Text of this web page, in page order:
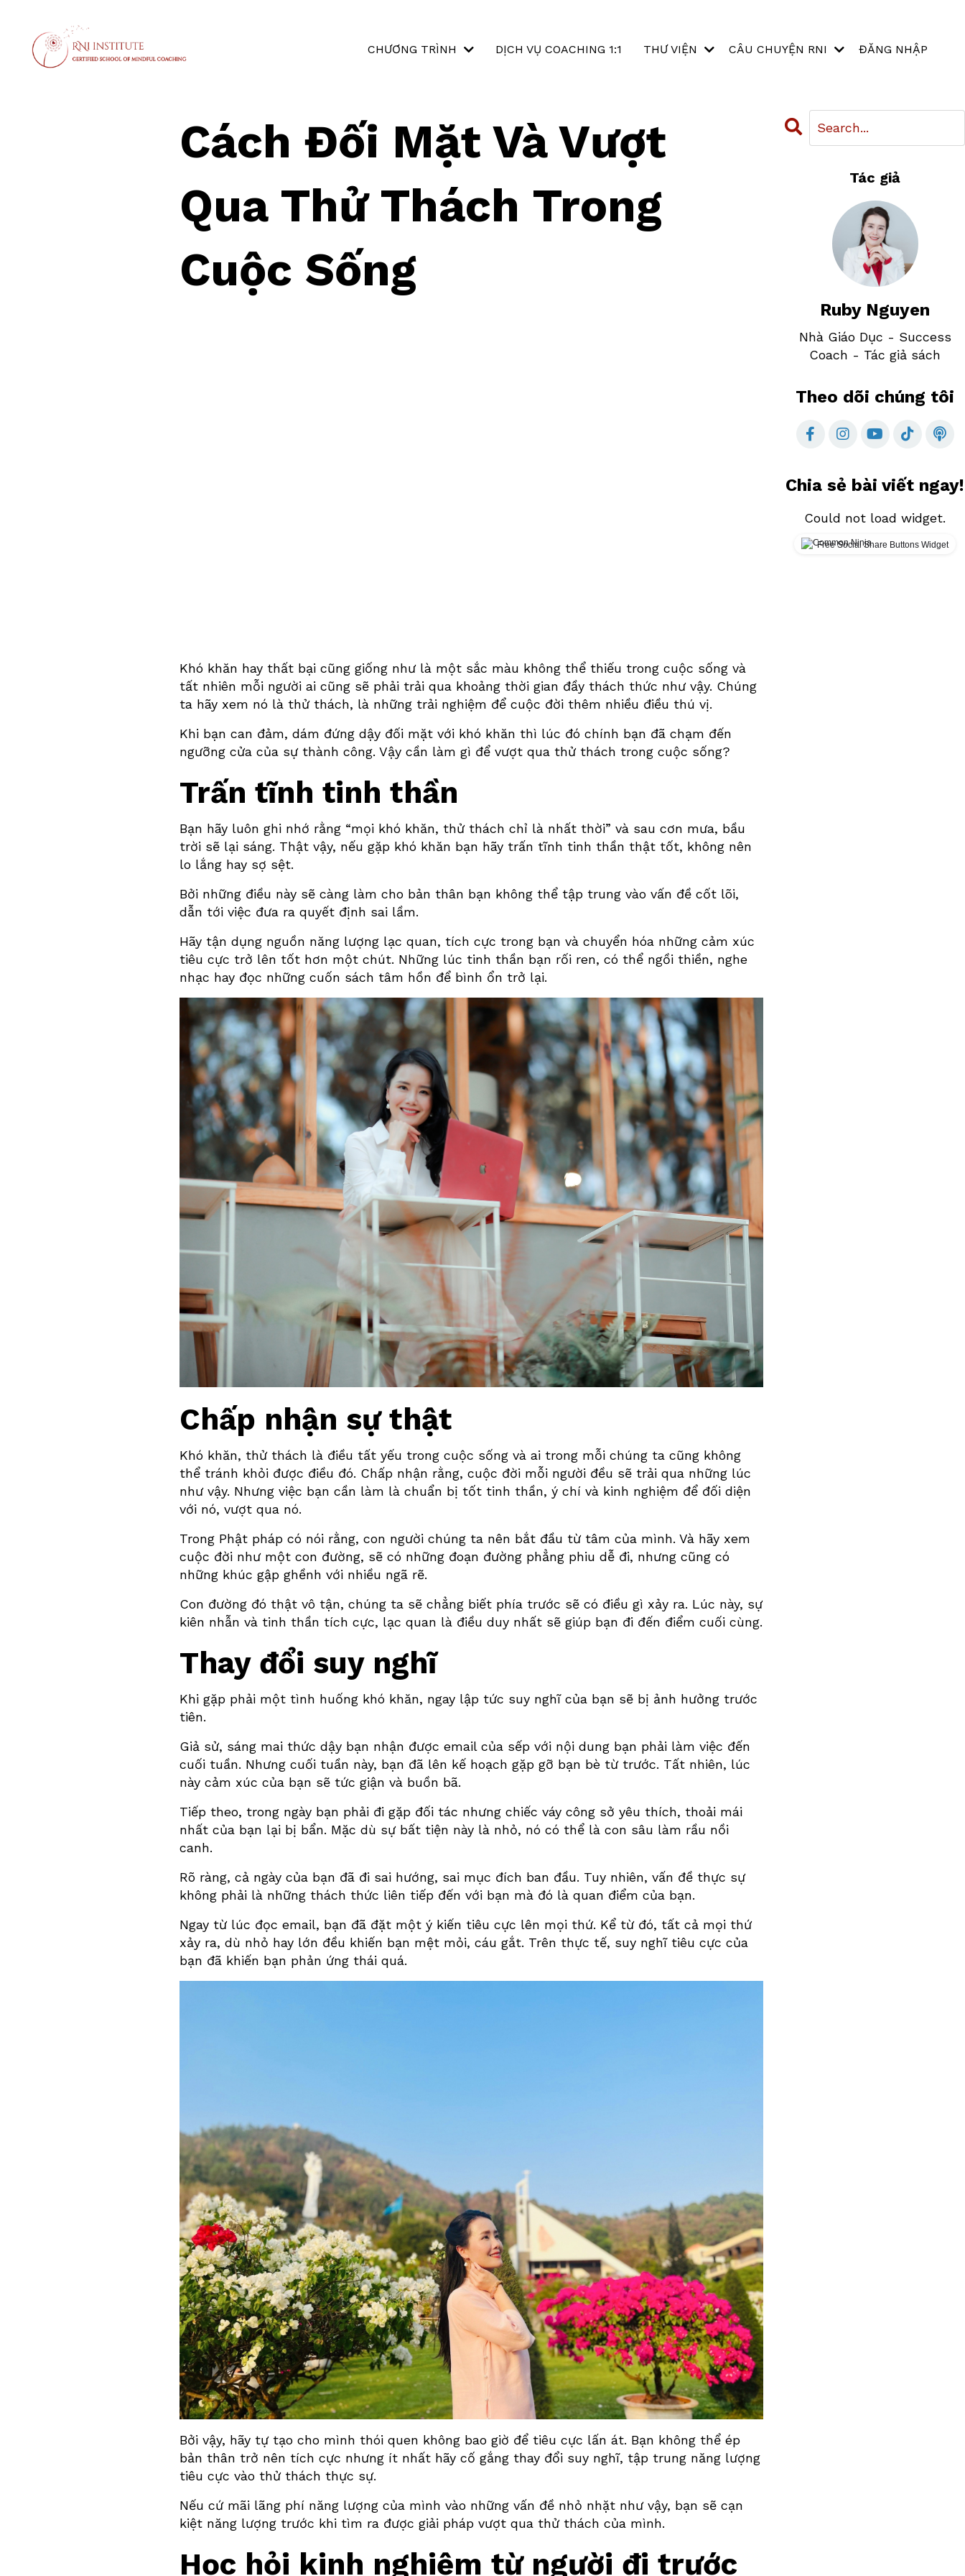
CHƯƠNG TRÌNH DỊCH VỤ COACHING 1:1 THƯ VIỆN CÂU CHUYỆN RNI ĐĂNG NHẬP
Cách Đối Mặt Và Vượt
Qua Thử Thách Trong
Cuộc Sống
Khó khăn hay thất bại cũng giống như là một sắc màu không thể thiếu trong cuộc sống và
tất nhiên mỗi người ai cũng sẽ phải trải qua khoảng thời gian đầy thách thức như vậy. Chúng
ta hãy xem nó là thử thách, là những trải nghiệm để cuộc đời thêm nhiều điều thú vị.
Khi bạn can đảm, dám đứng dậy đối mặt với khó khăn thì lúc đó chính bạn đã chạm đến
ngưỡng cửa của sự thành công. Vậy cần làm gì để vượt qua thử thách trong cuộc sống?
Trấn tĩnh tinh thần
Bạn hãy luôn ghi nhớ rằng “mọi khó khăn, thử thách chỉ là nhất thời” và sau cơn mưa, bầu
trời sẽ lại sáng. Thật vậy, nếu gặp khó khăn bạn hãy trấn tĩnh tinh thần thật tốt, không nên
lo lắng hay sợ sệt.
Bởi những điều này sẽ càng làm cho bản thân bạn không thể tập trung vào vấn đề cốt lõi,
dẫn tới việc đưa ra quyết định sai lầm.
Hãy tận dụng nguồn năng lượng lạc quan, tích cực trong bạn và chuyển hóa những cảm xúc
tiêu cực trở lên tốt hơn một chút. Những lúc tinh thần bạn rối ren, có thể ngồi thiền, nghe
nhạc hay đọc những cuốn sách tâm hồn để bình ổn trở lại.
Chấp nhận sự thật
Khó khăn, thử thách là điều tất yếu trong cuộc sống và ai trong mỗi chúng ta cũng không
thể tránh khỏi được điều đó. Chấp nhận rằng, cuộc đời mỗi người đều sẽ trải qua những lúc
như vậy. Nhưng việc bạn cần làm là chuẩn bị tốt tinh thần, ý chí và kinh nghiệm để đối diện
với nó, vượt qua nó.
Trong Phật pháp có nói rằng, con người chúng ta nên bắt đầu từ tâm của mình. Và hãy xem
cuộc đời như một con đường, sẽ có những đoạn đường phẳng phiu dễ đi, nhưng cũng có
những khúc gập ghềnh với nhiều ngã rẽ.
Con đường đó thật vô tận, chúng ta sẽ chẳng biết phía trước sẽ có điều gì xảy ra. Lúc này, sự
kiên nhẫn và tinh thần tích cực, lạc quan là điều duy nhất sẽ giúp bạn đi đến điểm cuối cùng.
Thay đổi suy nghĩ
Khi gặp phải một tình huống khó khăn, ngay lập tức suy nghĩ của bạn sẽ bị ảnh hưởng trước
tiên.
Giả sử, sáng mai thức dậy bạn nhận được email của sếp với nội dung bạn phải làm việc đến
cuối tuần. Nhưng cuối tuần này, bạn đã lên kế hoạch gặp gỡ bạn bè từ trước. Tất nhiên, lúc
này cảm xúc của bạn sẽ tức giận và buồn bã.
Tiếp theo, trong ngày bạn phải đi gặp đối tác nhưng chiếc váy công sở yêu thích, thoải mái
nhất của bạn lại bị bẩn. Mặc dù sự bất tiện này là nhỏ, nó có thể là con sâu làm rầu nồi
canh.
Rõ ràng, cả ngày của bạn đã đi sai hướng, sai mục đích ban đầu. Tuy nhiên, vấn đề thực sự
không phải là những thách thức liên tiếp đến với bạn mà đó là quan điểm của bạn.
Ngay từ lúc đọc email, bạn đã đặt một ý kiến tiêu cực lên mọi thứ. Kể từ đó, tất cả mọi thứ
xảy ra, dù nhỏ hay lớn đều khiến bạn mệt mỏi, cáu gắt. Trên thực tế, suy nghĩ tiêu cực của
bạn đã khiến bạn phản ứng thái quá.
Bởi vậy, hãy tự tạo cho mình thói quen không bao giờ để tiêu cực lấn át. Bạn không thể ép
bản thân trở nên tích cực nhưng ít nhất hãy cố gắng thay đổi suy nghĩ, tập trung năng lượng
tiêu cực vào thử thách thực sự.
Nếu cứ mãi lãng phí năng lượng của mình vào những vấn đề nhỏ nhặt như vậy, bạn sẽ cạn
kiệt năng lượng trước khi tìm ra được giải pháp vượt qua thử thách của mình.
Học hỏi kinh nghiệm từ người đi trước
Tác giả
Ruby Nguyen
Nhà Giáo Dục - Success
Coach - Tác giả sách
Theo dõi chúng tôi
Chia sẻ bài viết ngay!
Could not load widget.
Free Social Share Buttons Widget